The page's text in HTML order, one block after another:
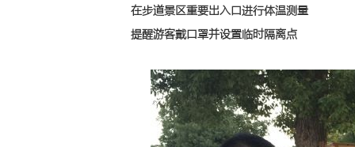
在步道景区重要出入口进行体温测量
提醒游客戴口罩并设置临时隔离点